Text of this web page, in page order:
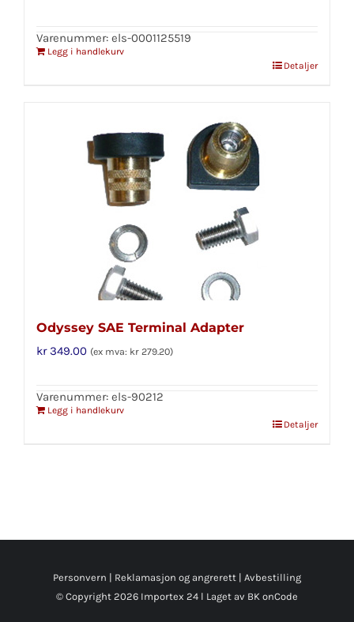
Varenummer: els-0001125519
Legg i handlekurv
Detaljer
Odyssey SAE Terminal Adapter
kr349.00 (ex mva: kr 279.20)
Varenummer: els-90212
Legg i handlekurv
Detaljer
Personvern | Reklamasjon og angrerett | Avbestilling
© Copyright 2026 Importex 24 l Laget av BK onCode